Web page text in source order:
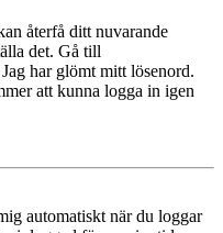
återfå ditt nuvarande
det. Gå till
har glömt mitt lösenord.
att kunna logga in igen
automatiskt när du loggar